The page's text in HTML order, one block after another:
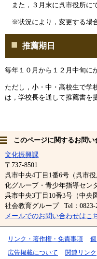
また，３月末に呉市役所に
※状況により，変更する場合
推薦期日
毎年１０月から１２月中旬に
ただし，小・中・高校生で学
は，学校長を通して推薦書を
このページに関するお問い
文化振興課
〒737-8501
呉市中央4丁目1番6号（呉市
化グループ・青少年指導セン
呉市中央3丁目10番3号（中央
社会教育グループ
Tel：0823-
メールでのお問い合わせはこ
リンク・著作権・免責事項
広告掲載について
関連リンク